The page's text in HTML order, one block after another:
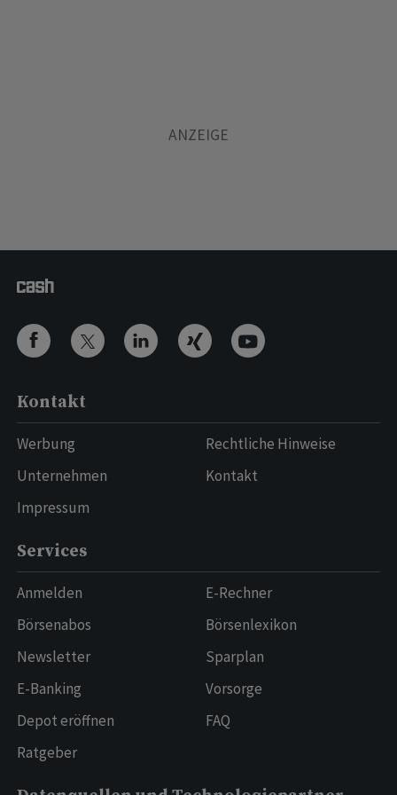
Kontakt
Werbung
Unternehmen
Impressum
Rechtliche Hinweise
Kontakt
Services
Anmelden
Börsenabos
Newsletter
E-Banking
Depot eröffnen
Ratgeber
E-Rechner
Börsenlexikon
Sparplan
Vorsorge
FAQ